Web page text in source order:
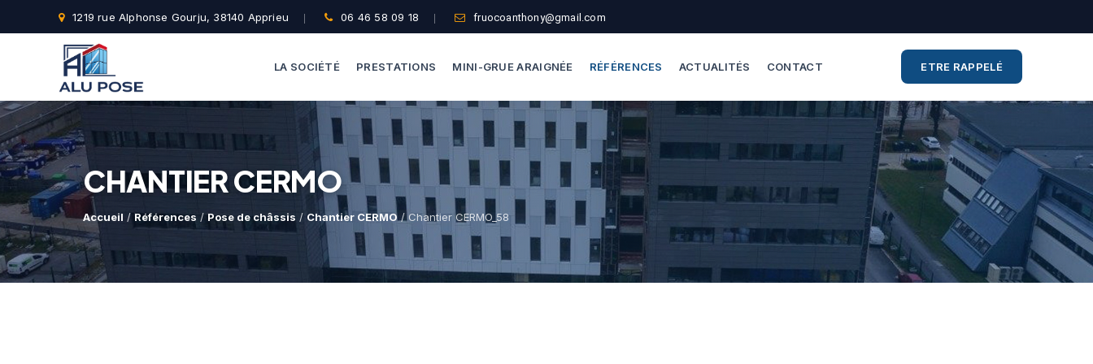
1219 rue Alphonse Gourju, 38140 Apprieu 06 46 58 09 18 fruocoanthony@gmail.com
LA SOCIÉTÉ PRESTATIONS
Dépannage Vitrages
Vitrine Magasin
Expertise Bris De Glace
Recherche De Fuite
MINI-GRUE ARAIGNÉE
Capacité De Levage
Nos Formules
RÉFÉRENCES ACTUALITÉS CONTACT ETRE RAPPELÉ
CHANTIER CERMO
Accueil / Références /Pose de châssis / Chantier CERMO / Chantier CERMO_58